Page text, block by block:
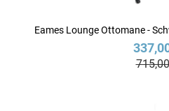
Eames Lounge Ottomane -